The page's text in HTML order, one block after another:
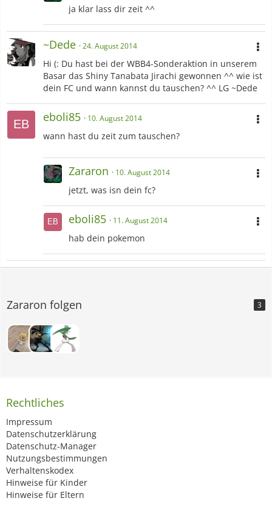
ja klar lass dir zeit ^^
~Dede 24. August 2014
Hi (: Du hast bei der WBB4-Sonderaktion in unserem
Basar das Shiny Tanabata Jirachi gewonnen ^^ wie ist
dein FC und wann kannst du tauschen? ^^ LG ~Dede
eboli85 10. August 2014
wann hast du zeit zum tauschen?
Zararon 10. August 2014
jetzt, was isn dein fc?
eboli85 11. August 2014
hab dein pokemon
Zararon folgen 3
Rechtliches
Impressum
Datenschutzerklärung
Datenschutz-Manager
Nutzungsbestimmungen
Verhaltenskodex
Hinweise für Kinder
Hinweise für Eltern